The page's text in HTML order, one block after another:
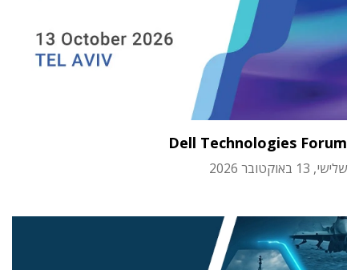
Dell Technologies Forum
שלישי, 13 באוקטובר 2026